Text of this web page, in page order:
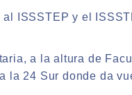
ISSSTEP y el
a la altura de
la 24 Sur donde da